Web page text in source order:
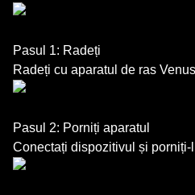
Pasul 1: Radeți
Radeți cu aparatul de ras
Pasul 2: Porniți aparatul
Conectați dispozitivul și porniți-